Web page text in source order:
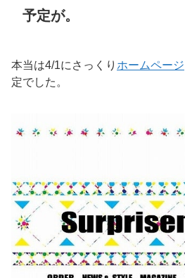
予定が。
本当は4/1にさっくり ホームページ
定でした。